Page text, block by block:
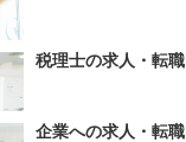
税理士の求人・転職
企業への求人・転職